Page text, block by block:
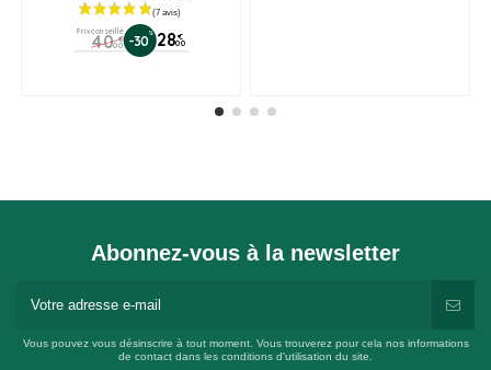
Prix conseillé
40 €
00 -30% 28 €
00
Abonnez-vous à la newsletter
Vous pouvez vous désinscrire à tout moment. Vous trouverez pour cela nos informations
de contact dans les conditions d'utilisation du site.